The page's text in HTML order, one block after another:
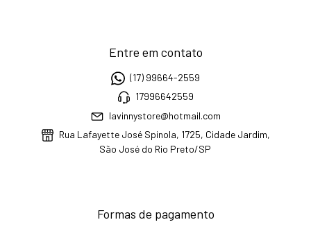
Entre em contato
(17) 99664-2559
17996642559
lavinnystore@hotmail.com
Rua Lafayette José Spinola, 1725, Cidade Jardim,
São José do Rio Preto/SP
Formas de pagamento